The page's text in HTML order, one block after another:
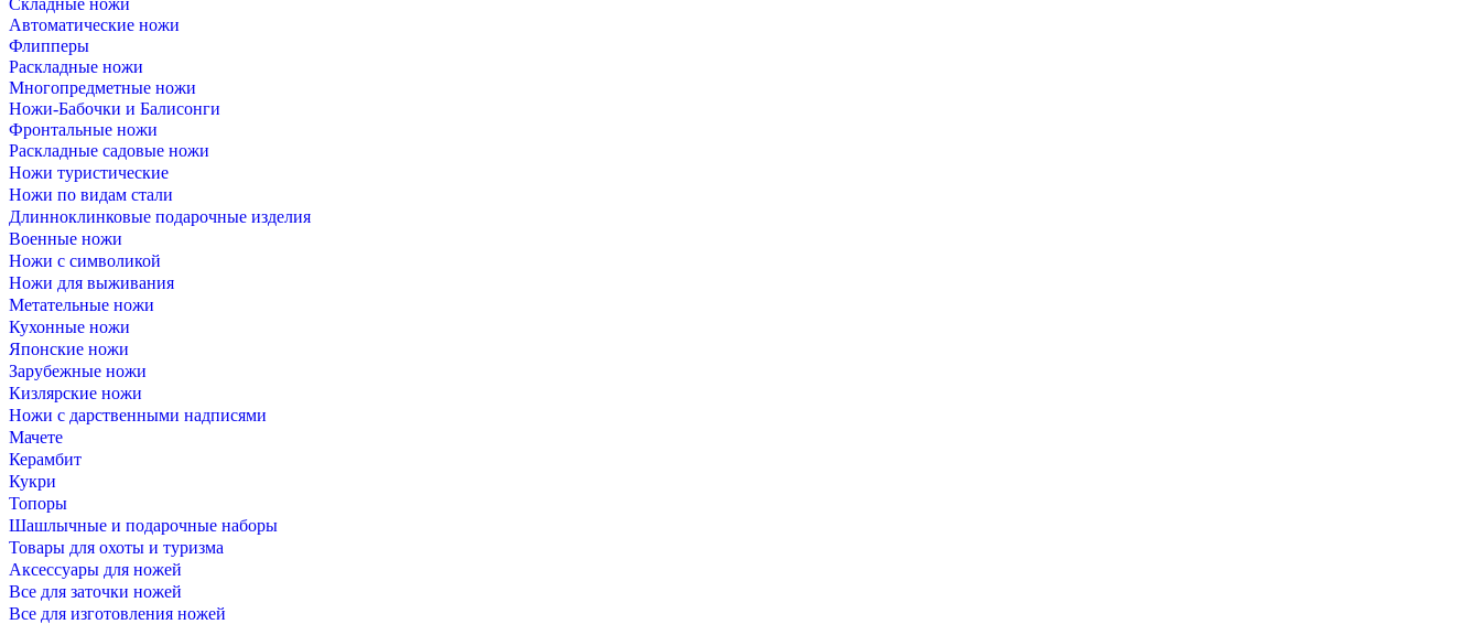
Автоматические ножи
Флипперы
Раскладные ножи
Многопредметные ножи
Ножи-Бабочки и Балисонги
Фронтальные ножи
Раскладные садовые ножи
Ножи туристические
Ножи по видам стали
Длинноклинковые подарочные изделия
Военные ножи
Ножи с символикой
Ножи для выживания
Метательные ножи
Кухонные ножи
Японские ножи
Зарубежные ножи
Кизлярские ножи
Ножи с дарственными надписями
Мачете
Керамбит
Кукри
Топоры
Шашлычные и подарочные наборы
Товары для охоты и туризма
Аксессуары для ножей
Все для заточки ножей
Все для изготовления ножей